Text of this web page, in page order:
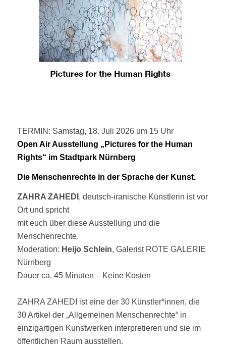
TERMIN: Samstag, 18. Juli 2026 um 15 Uhr
Open Air Ausstellung „Pictures for the Human
Rights“ im Stadtpark Nürnberg
Die Menschenrechte in der Sprache der Kunst.
ZAHRA ZAHEDI , deutsch-iranische Künstlerin ist vor
Ort und spricht
mit euch über diese Ausstellung und die
Menschenrechte.
Moderation: Heijo Schlein, Galerist ROTE GALERIE
Nürnberg
Dauer ca. 45 Minuten – Keine Kosten
ZAHRA ZAHEDI ist eine der 30 Künstler*innen, die
30 Artikel der „Allgemeinen Menschenrechte“ in
einzigartigen Kunstwerken interpretieren und sie im
öffentlichen Raum ausstellen.